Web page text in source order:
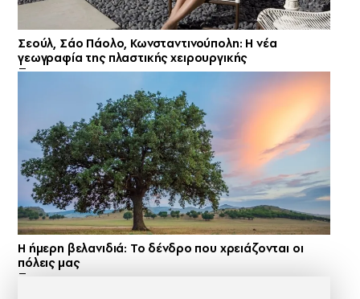
Σεούλ, Σάο Πάολο, Κωνσταντινούπολη: Η νέα
γεωγραφία της πλαστικής χειρουργικής
Η ήμερη βελανιδιά: Το δένδρο που χρειάζονται οι
πόλεις μας